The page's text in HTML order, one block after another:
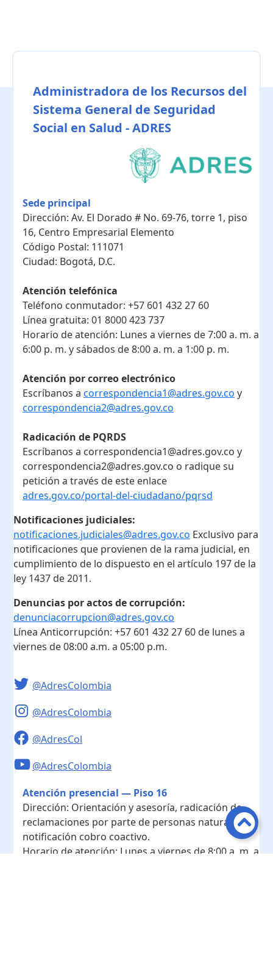
Administradora de los Recursos del
Sistema General de Seguridad
Social en Salud - ADRES
Sede principal
Dirección: Av. El Dorado # No. 69-76, torre 1, piso
16, Centro Empresarial Elemento
Código Postal: 111071
Ciudad: Bogotá, D.C.
Atención telefónica
Teléfono conmutador: +57 601 432 27 60
Línea gratuita: 01 8000 423 737
Horario de atención: Lunes a viernes de 7:00 a. m. a
6:00 p. m. y sábados de 8:00 a. m. a 1:00 p. m.
Atención por correo electrónico
Escríbanos a correspondencia1@adres.gov.co y
correspondencia2@adres.gov.co
Radicación de PQRDS
Escríbanos a correspondencia1@adres.gov.co y
correspondencia2@adres.gov.co o radique su
petición a través de este enlace
adres.gov.co/portal-del-ciudadano/pqrsd
Notificaciones judiciales:
notificaciones.judiciales@adres.gov.co Exclusivo para
notificaciones que provienen de la rama judicial, en
cumplimiento de lo dispuesto en el artículo 197 de la
ley 1437 de 2011.
Denuncias por actos de corrupción:
denunciacorrupcion@adres.gov.co
Línea Anticorrupción: +57 601 432 27 60 de lunes a
viernes de 08:00 a.m. a 05:00 p.m.
@AdresColombia
@AdresColombia
@AdresCol
@AdresColombia
Atención presencial — Piso 16
Dirección: Orientación y asesoría, radicación de
reclamaciones por parte de personas naturales y
notificación cobro coactivo.
Horario de atención: Lunes a viernes de 8:00 a. m. a